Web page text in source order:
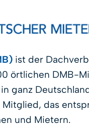
ist der
örtlichen DMB-
ganz
Mitglied, das
und Mietern.